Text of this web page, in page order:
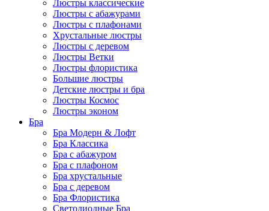
Люстры классические
Люстры с абажурами
Люстры с плафонами
Хрустальные люстры
Люстры с деревом
Люстры Ветки
Люстры флористика
Большие люстры
Детские люстры и бра
Люстры Космос
Люстры эконом
Бра
Бра Модерн & Лофт
Бра Классика
Бра с абажуром
Бра с плафоном
Бра хрустальные
Бра с деревом
Бра Флористика
Светодиодные Бра